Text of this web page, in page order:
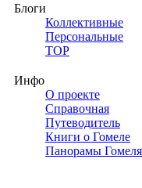
Блоги
Коллективные
Персональные
TOP
Инфо
О проекте
Справочная
Путеводитель
Книги о Гомеле
Панорамы Гомеля